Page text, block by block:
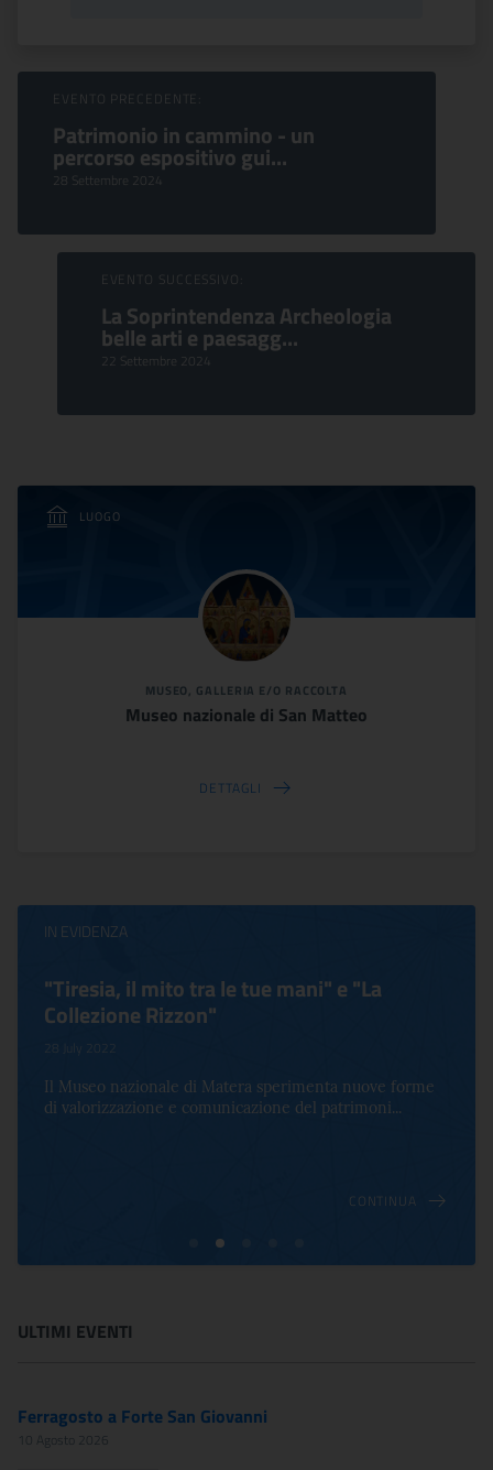
Sfoglia Eventi
EVENTO PRECEDENTE:
Patrimonio in cammino - un
percorso espositivo gui...
28 Settembre 2024
EVENTO SUCCESSIVO:
La Soprintendenza Archeologia
belle arti e paesagg...
22 Settembre 2024
LUOGO
MUSEO, GALLERIA E/O RACCOLTA
Museo nazionale di San Matteo
DETTAGLI
IN EVIDENZA
"Tiresia, il mito tra le tue mani" e "La
Collezione Rizzon"
28 July 2022
Il Museo nazionale di Matera sperimenta nuove forme
di valorizzazione e comunicazione del patrimoni...
CONTINUA
ULTIMI EVENTI
Ferragosto a Forte San Giovanni
10 Agosto 2026